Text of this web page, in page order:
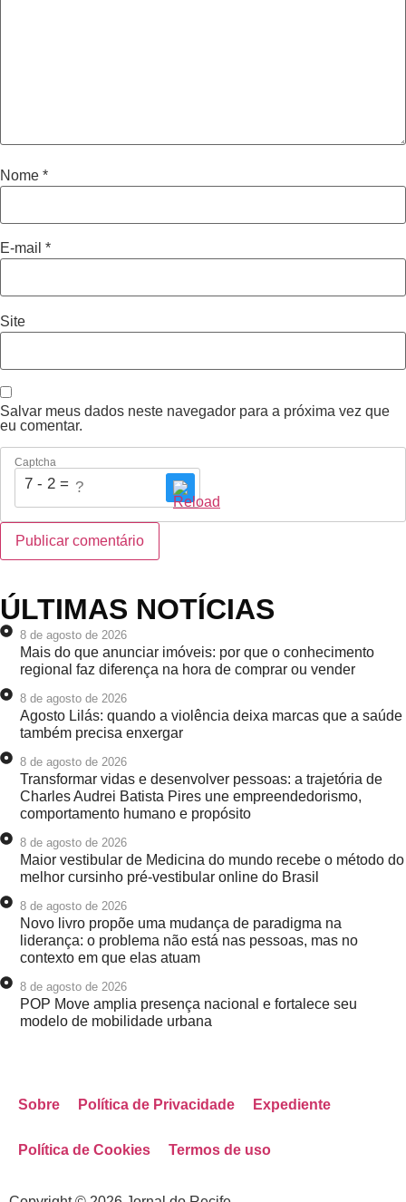
Nome *
E-mail *
Site
Salvar meus dados neste navegador para a próxima vez que
eu comentar.
Captcha
7 - 2 = ?
ÚLTIMAS NOTÍCIAS
8 de agosto de 2026
Mais do que anunciar imóveis: por que o conhecimento
regional faz diferença na hora de comprar ou vender
8 de agosto de 2026
Agosto Lilás: quando a violência deixa marcas que a saúde
também precisa enxergar
8 de agosto de 2026
Transformar vidas e desenvolver pessoas: a trajetória de
Charles Audrei Batista Pires une empreendedorismo,
comportamento humano e propósito
8 de agosto de 2026
Maior vestibular de Medicina do mundo recebe o método do
melhor cursinho pré-vestibular online do Brasil
8 de agosto de 2026
Novo livro propõe uma mudança de paradigma na
liderança: o problema não está nas pessoas, mas no
contexto em que elas atuam
8 de agosto de 2026
POP Move amplia presença nacional e fortalece seu
modelo de mobilidade urbana
Sobre Política de Privacidade Expediente
Política de Cookies Termos de uso